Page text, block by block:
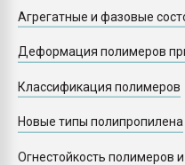
Агрегатные и фазовые
Деформация полимеров
Классификация полимеров
Новые типы полипропилена
Огнестойкость полимеров